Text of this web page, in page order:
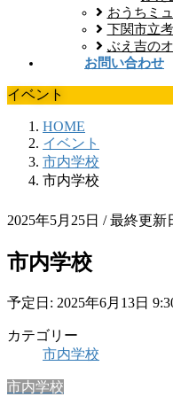
おうちミ
下関市立
ぶえ吉の
お問い合わせ
イベント
HOME
イベント
市内学校
市内学校
2025年5月25日 / 最終更新
市内学校
予定日: 2025年6月13日
カテゴリー
市内学校
市内学校